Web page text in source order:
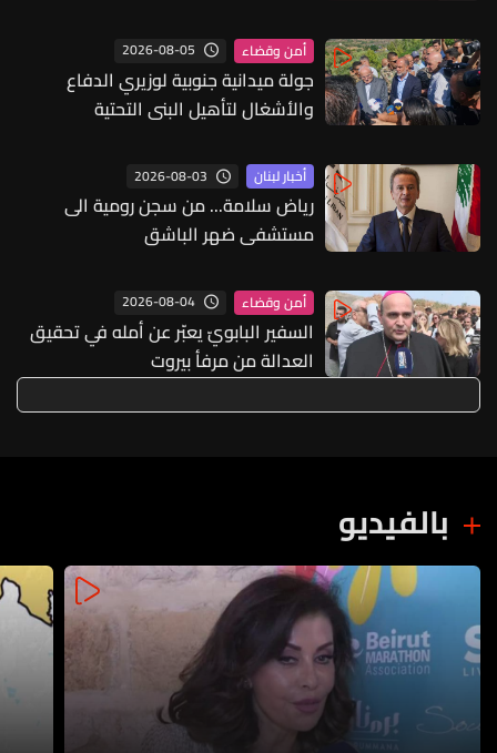
أمن وقضاء 2026-08-05
جولة ميدانية جنوبية لوزيري الدفاع
والأشغال لتأهيل البنى التحتية
أخبار لبنان 2026-08-03
رياض سلامة... من سجن رومية الى
مستشفى ضهر الباشق
أمن وقضاء 2026-08-04
السفير البابويّ يعبّر عن أمله في تحقيق
العدالة من مرفأ بيروت
بالفيديو